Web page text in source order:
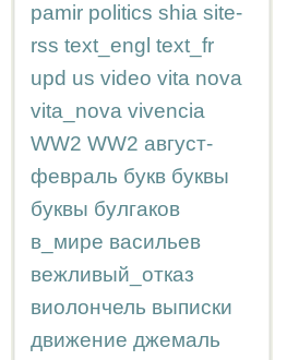
pamir politics shia site-
rss text_engl text_fr
upd us video vita nova
vita_nova vivencia
WW2 WW2 август-
февраль букв буквы
буквы булгаков
в_мире васильев
вежливый_отказ
виолончель выписки
движение джемаль